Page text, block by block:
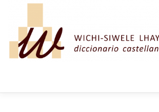
Saltar al contenido